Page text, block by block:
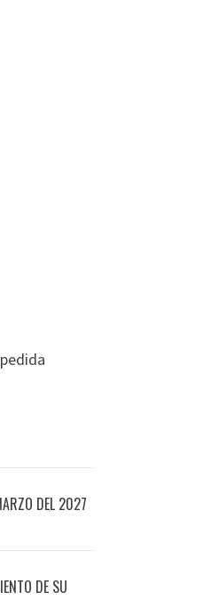
DEL 2027
DE SU